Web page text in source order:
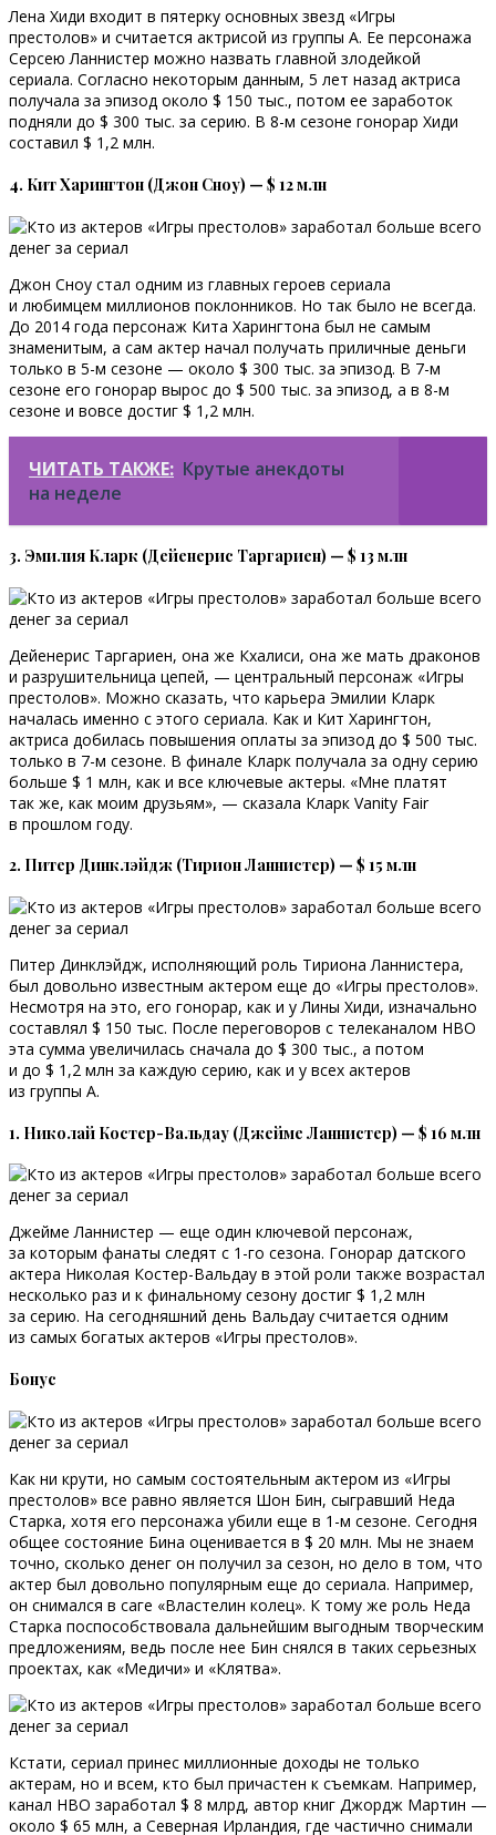
Лена Хиди входит в пятерку основных звезд «Игры
престолов» и считается актрисой из группы А. Ее персонажа
Серсею Ланнистер можно назвать главной злодейкой
сериала. Согласно некоторым данным, 5 лет назад актриса
получала за эпизод около $ 150 тыс., потом ее заработок
подняли до $ 300 тыс. за серию. В 8-м сезоне гонорар Хиди
составил $ 1,2 млн.
4. Кит Харингтон (Джон Сноу) — $ 12 млн
Джон Сноу стал одним из главных героев сериала
и любимцем миллионов поклонников. Но так было не всегда.
До 2014 года персонаж Кита Харингтона был не самым
знаменитым, а сам актер начал получать приличные деньги
только в 5-м сезоне — около $ 300 тыс. за эпизод. В 7-м
сезоне его гонорар вырос до $ 500 тыс. за эпизод, а в 8-м
сезоне и вовсе достиг $ 1,2 млн.
ЧИТАТЬ ТАКЖЕ: Крутые анекдоты
на неделе
3. Эмилия Кларк (Дейенерис Таргариен) — $ 13 млн
Дейенерис Таргариен, она же Кхалиси, она же мать драконов
и разрушительница цепей, — центральный персонаж «Игры
престолов». Можно сказать, что карьера Эмилии Кларк
началась именно с этого сериала. Как и Кит Харингтон,
актриса добилась повышения оплаты за эпизод до $ 500 тыс.
только в 7-м сезоне. В финале Кларк получала за одну серию
больше $ 1 млн, как и все ключевые актеры. «Мне платят
так же, как моим друзьям», — сказала Кларк Vanity Fair
в прошлом году.
2. Питер Динклэйдж (Тирион Ланнистер) — $ 15 млн
Питер Динклэйдж, исполняющий роль Тириона Ланнистера,
был довольно известным актером еще до «Игры престолов».
Несмотря на это, его гонорар, как и у Лины Хиди, изначально
составлял $ 150 тыс. После переговоров с телеканалом НВО
эта сумма увеличилась сначала до $ 300 тыс., а потом
и до $ 1,2 млн за каждую серию, как и у всех актеров
из группы А.
1. Николай Костер-Вальдау (Джейме Ланнистер) — $ 16 млн
Джейме Ланнистер — еще один ключевой персонаж,
за которым фанаты следят с 1-го сезона. Гонорар датского
актера Николая Костер-Вальдау в этой роли также возрастал
несколько раз и к финальному сезону достиг $ 1,2 млн
за серию. На сегодняшний день Вальдау считается одним
из самых богатых актеров «Игры престолов».
Бонус
Как ни крути, но самым состоятельным актером из «Игры
престолов» все равно является Шон Бин, сыгравший Неда
Старка, хотя его персонажа убили еще в 1-м сезоне. Сегодня
общее состояние Бина оценивается в $ 20 млн. Мы не знаем
точно, сколько денег он получил за сезон, но дело в том, что
актер был довольно популярным еще до сериала. Например,
он снимался в саге «Властелин колец». К тому же роль Неда
Старка поспособствовала дальнейшим выгодным творческим
предложениям, ведь после нее Бин снялся в таких серьезных
проектах, как «Медичи» и «Клятва».
Кстати, сериал принес миллионные доходы не только
актерам, но и всем, кто был причастен к съемкам. Например,
канал HBO заработал $ 8 млрд, автор книг Джордж Мартин —
около $ 65 млн, а Северная Ирландия, где частично снимали